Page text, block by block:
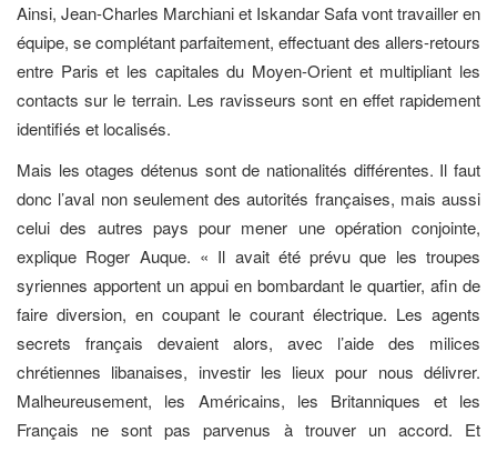
Ainsi, Jean-Charles Marchiani et Iskandar Safa vont travailler en
équipe, se complétant parfaitement, effectuant des allers-retours
entre Paris et les capitales du Moyen-Orient et multipliant les
contacts sur le terrain. Les ravisseurs sont en effet rapidement
identifiés et localisés.
Mais les otages détenus sont de nationalités différentes. Il faut
donc l’aval non seulement des autorités françaises, mais aussi
celui des autres pays pour mener une opération conjointe,
explique Roger Auque. « Il avait été prévu que les troupes
syriennes apportent un appui en bombardant le quartier, afin de
faire diversion, en coupant le courant électrique. Les agents
secrets français devaient alors, avec l’aide des milices
chrétiennes libanaises, investir les lieux pour nous délivrer.
Malheureusement, les Américains, les Britanniques et les
Français ne sont pas parvenus à trouver un accord. Et